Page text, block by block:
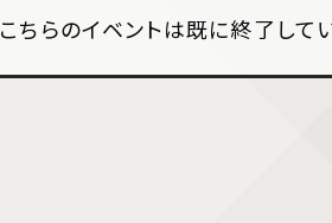
こちらのイベントは既に終了して